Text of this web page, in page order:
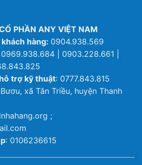
PHẦN ANY VIỆT NAM
hàng: 0904.938.569
0969.938.684 | 0903.228.661 |
trợ kỹ thuật: 0777.843.815
xã Tân Triều, huyện Thanh
;
: 0106236615